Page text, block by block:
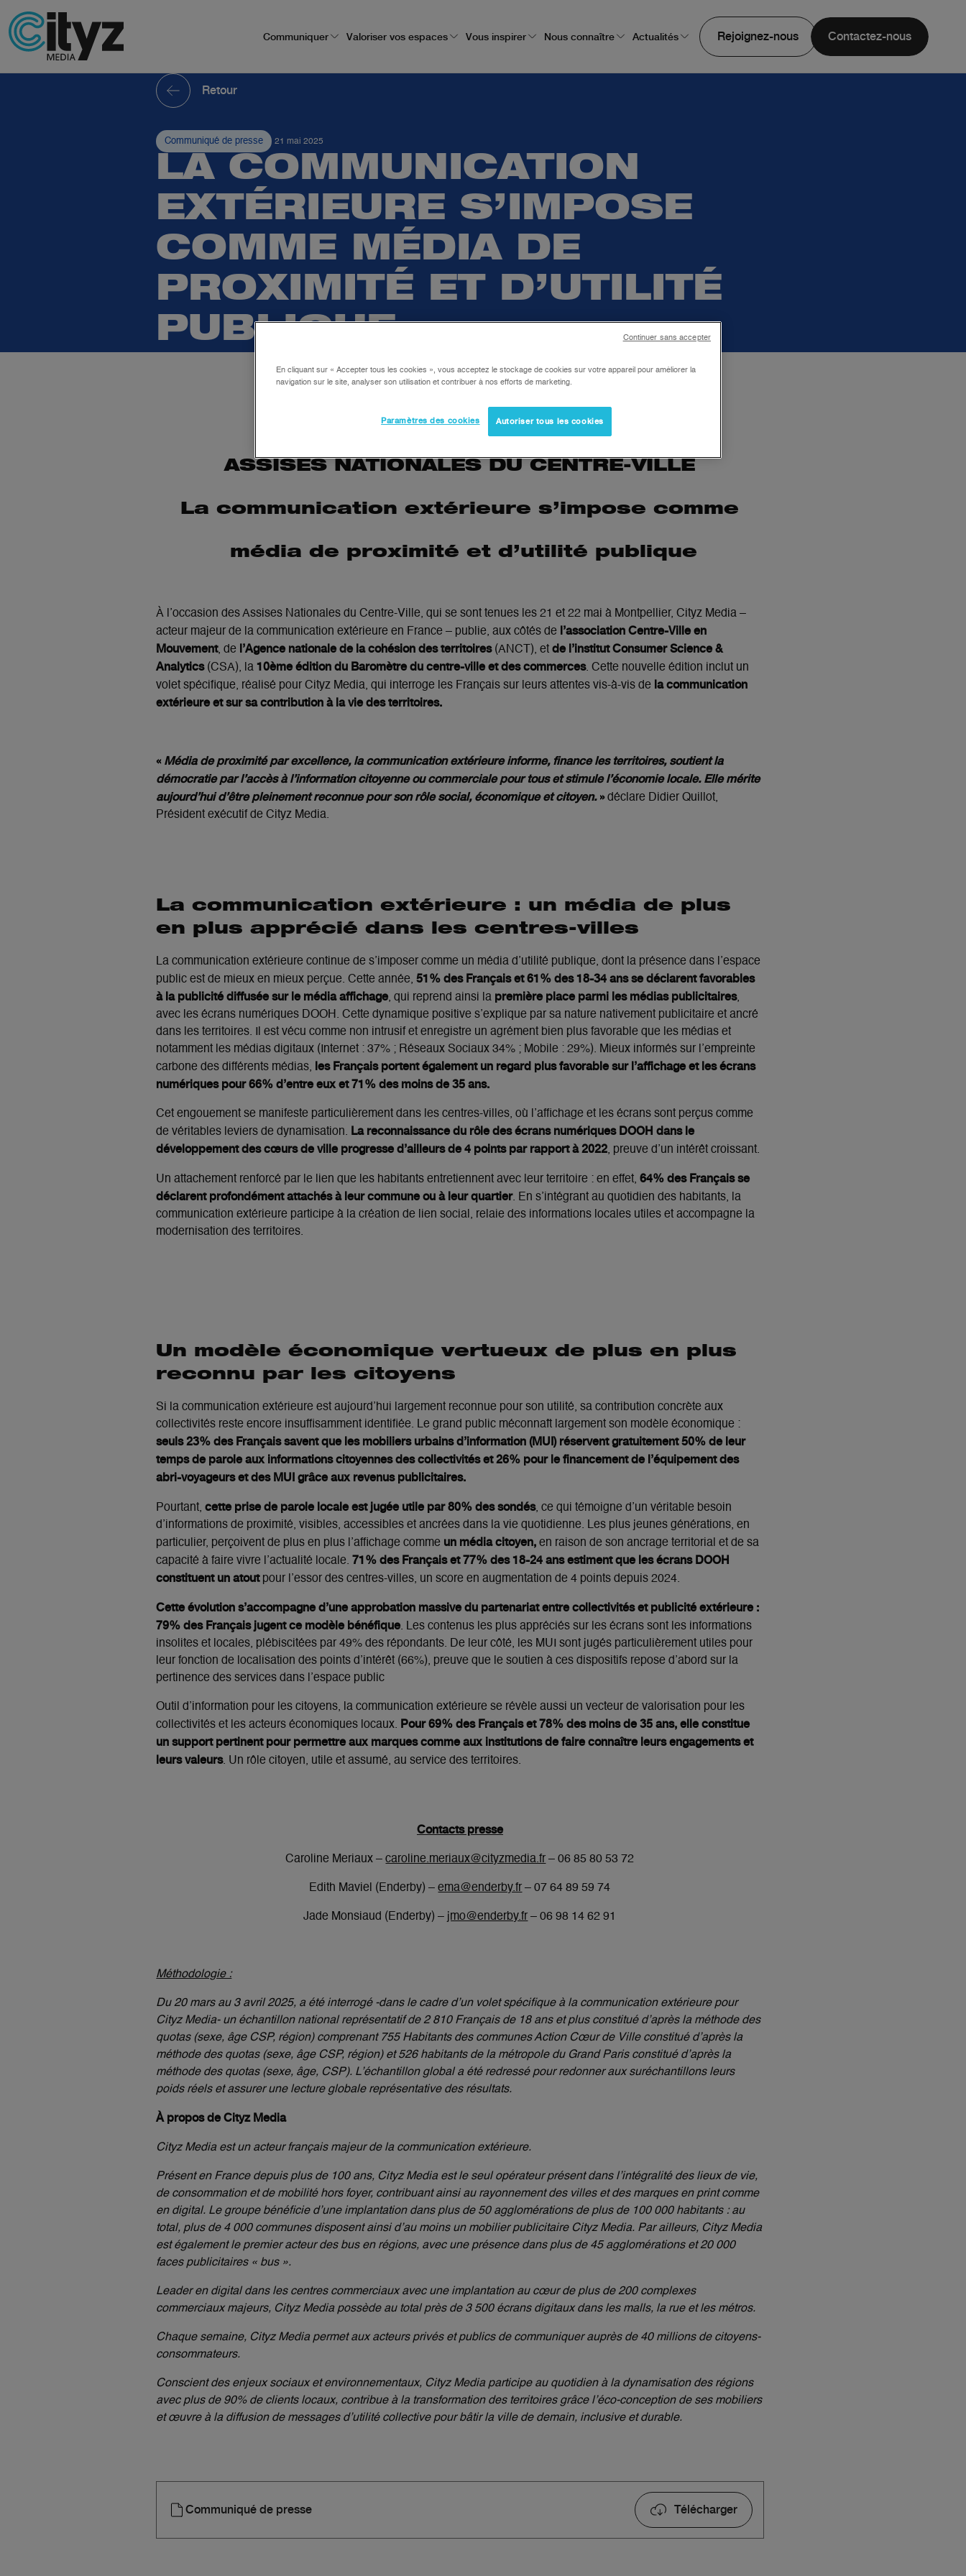
Communiquer Valoriser vos espaces Vous inspirer Nous connaître Actualités Rejoignez-nous Contactez-nous
Retour
Communiqué de presse 21 mai 2025
LA COMMUNICATION
EXTÉRIEURE S’IMPOSE
COMME MÉDIA DE
PROXIMITÉ ET D’UTILITÉ
PUBLIQUE
ASSISES NATIONALES DU CENTRE-VILLE
La communication extérieure s’impose comme
média de proximité et d’utilité publique
À l’occasion des Assises Nationales du Centre-Ville, qui se sont tenues les 21 et 22 mai à Montpellier, Cityz Media –
acteur majeur de la communication extérieure en France – publie, aux côtés de l’association Centre-Ville en
Mouvement, de l’Agence nationale de la cohésion des territoires (ANCT), etde l’institut Consumer Science &
Analytics(CSA), la 10ème édition du Baromètre du centre-ville et des commerces. Cette nouvelle édition inclut un
volet spécifique, réalisé pour Cityz Media, qui interroge les Français sur leurs attentes vis-à-vis de la communication
extérieure et sur sa contribution à la vie des territoires.
« Média de proximité par excellence, la communication extérieure informe, finance les territoires, soutient la
démocratie par l’accès à l’information citoyenne ou commerciale pour tous et stimule l’économie locale. Elle mérite
aujourd’hui d’être pleinement reconnue pour son rôle social, économique et citoyen.»déclare Didier Quillot,
Président exécutif de Cityz Media.
La communication extérieure : un média de plus
en plus apprécié dans les centres-villes
La communication extérieure continue de s’imposer comme un média d’utilité publique, dont la présence dans l’espace
public est de mieux en mieux perçue. Cette année,51% des Français et 61% des 18-34 ans se déclarent favorables
à la publicité diffusée sur le média affichage, qui reprend ainsi la première place parmi les médias publicitaires,
avec les écrans numériques DOOH. Cette dynamique positive s’explique par sa nature nativement publicitaire et ancré
dans les territoires. Il est vécu comme non intrusif et enregistre un agrément bien plus favorable que les médias et
notamment les médias digitaux (Internet : 37% ; Réseaux Sociaux 34% ; Mobile : 29%). Mieux informés sur l’empreinte
carbone des différents médias, les Français portent également un regard plus favorable sur l’affichage et les écrans
numériques pour 66% d’entre eux et 71% des moins de 35 ans.
Cet engouement se manifeste particulièrement dans les centres-villes, où l’affichage et les écrans sont perçus comme
de véritables leviers de dynamisation. La reconnaissance du rôle des écrans numériques DOOH dans le
développement des cœurs de ville progresse d’ailleurs de 4 points par rapport à 2022, preuve d’un intérêt croissant.
Un attachement renforcé par le lien que les habitants entretiennent avec leur territoire : en effet,64% des Français se
déclarent profondément attachés à leur commune ou à leur quartier. En s’intégrant au quotidien des habitants, la
communication extérieure participe à la création de lien social, relaie des informations locales utiles et accompagne la
modernisation des territoires.
Un modèle économique vertueux de plus en plus
reconnu par les citoyens
Si la communication extérieure est aujourd’hui largement reconnue pour son utilité, sa contribution concrète aux
collectivités reste encore insuffisamment identifiée. Le grand public méconnaît largement son modèle économique :
seuls 23% des Français savent que les mobiliers urbains d’information (MUI) réservent gratuitement 50% de leur
temps de parole aux informations citoyennes des collectivités et 26% pour le financement de l’équipement des
abri-voyageurs et des MUI grâce aux revenus publicitaires.
Pourtant,cette prise de parole locale est jugée utile par 80% des sondés, ce qui témoigne d’un véritable besoin
d’informations de proximité, visibles, accessibles et ancrées dans la vie quotidienne. Les plus jeunes générations, en
particulier, perçoivent de plus en plus l’affichage comme un média citoyen, en raison de son ancrage territorial et de sa
capacité à faire vivre l’actualité locale. 71% des Français et 77% des 18-24 ans estiment que les écrans DOOH
constituent un atoutpour l’essor des centres-villes, un score en augmentation de 4 points depuis 2024.
Cette évolution s’accompagne d’une approbation massive du partenariat entre collectivités et publicité extérieure :
79% des Français jugent ce modèle bénéfique. Les contenus les plus appréciés sur les écrans sont les informations
insolites et locales, plébiscitées par 49% des répondants. De leur côté, les MUI sont jugés particulièrement utiles pour
leur fonction de localisation des points d’intérêt (66%), preuve que le soutien à ces dispositifs repose d’abord sur la
pertinence des services dans l’espace public
Outil d’information pour les citoyens, la communication extérieure se révèle aussi un vecteur de valorisation pour les
collectivités et les acteurs économiques locaux. Pour 69% des Français et 78% des moins de 35 ans, elle constitue
un support pertinent pour permettre aux marques comme aux institutions de faire connaître leurs engagements et
leurs valeurs. Un rôle citoyen, utile et assumé, au service des territoires.
Contacts presse
Caroline Meriaux –caroline.meriaux@cityzmedia.fr – 06 85 80 53 72
Edith Maviel (Enderby) –ema@enderby.fr – 07 64 89 59 74
Jade Monsiaud (Enderby) – jmo@enderby.fr – 06 98 14 62 91
Méthodologie :
Du 20 mars au 3 avril 2025, a été interrogé -dans le cadre d’un volet spécifique à la communication extérieure pour
Cityz Media- un échantillon national représentatif de 2 810 Français de 18 ans et plus constitué d’après la méthode des
quotas (sexe, âge CSP, région) comprenant 755 Habitants des communes Action Cœur de Ville constitué d’après la
méthode des quotas (sexe, âge CSP, région) et 526 habitants de la métropole du Grand Paris constitué d’après la
méthode des quotas (sexe, âge, CSP). L’échantillon global a été redressé pour redonner aux suréchantillons leurs
poids réels et assurer une lecture globale représentative des résultats.
À propos de Cityz Media
Cityz Media est un acteur français majeur de la communication extérieure.
Présent en France depuis plus de 100 ans, Cityz Media est le seul opérateur présent dans l’intégralité des lieux de vie,
de consommation et de mobilité hors foyer, contribuant ainsi au rayonnement des villes et des marques en print comme
en digital. Le groupe bénéficie d’une implantation dans plus de 50 agglomérations de plus de 100 000 habitants : au
total, plus de 4 000 communes disposent ainsi d’au moins un mobilier publicitaire Cityz Media. Par ailleurs, Cityz Media
est également le premier acteur des bus en régions, avec une présence dans plus de 45 agglomérations et 20 000
faces publicitaires « bus ».
Leader en digital dans les centres commerciaux avec une implantation au cœur de plus de 200 complexes
commerciaux majeurs, Cityz Media possède au total près de 3 500 écrans digitaux dans les malls, la rue et les métros.
Chaque semaine, Cityz Media permet aux acteurs privés et publics de communiquer auprès de 40 millions de citoyens-
consommateurs.
Conscient des enjeux sociaux et environnementaux, Cityz Media participe au quotidien à la dynamisation des régions
avec plus de 90% de clients locaux, contribue à la transformation des territoires grâce l’éco-conception de ses mobiliers
et œuvre à la diffusion de messages d’utilité collective pour bâtir la ville de demain, inclusive et durable.
Communiqué de presse Télécharger
En cliquant sur « Accepter tous les cookies », vous acceptez le stockage de cookies sur votre appareil pour améliorer la
navigation sur le site, analyser son utilisation et contribuer à nos efforts de marketing.
Paramètres des cookies Autoriser tous les cookies
Continuer sans accepter